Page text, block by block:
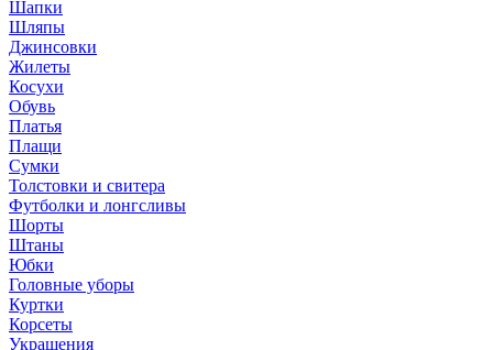
Шапки
Шляпы
Джинсовки
Жилеты
Косухи
Обувь
Платья
Плащи
Сумки
Толстовки и свитера
Футболки и лонгсливы
Шорты
Штаны
Юбки
Головные уборы
Куртки
Корсеты
Украшения